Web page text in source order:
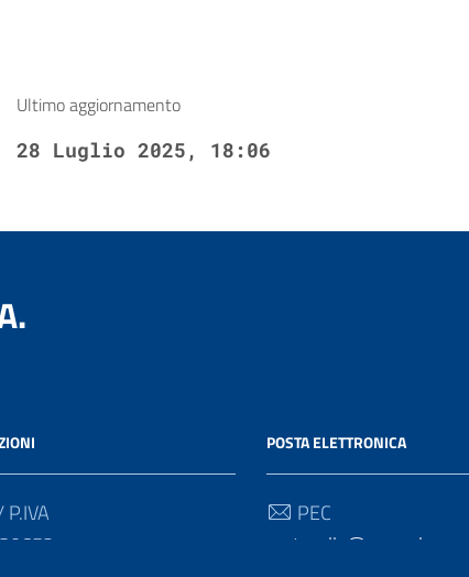
Ultimo aggiornamento
28 Luglio 2025, 18:06
P.IVA
POSTA ELETTRONICA
PEC